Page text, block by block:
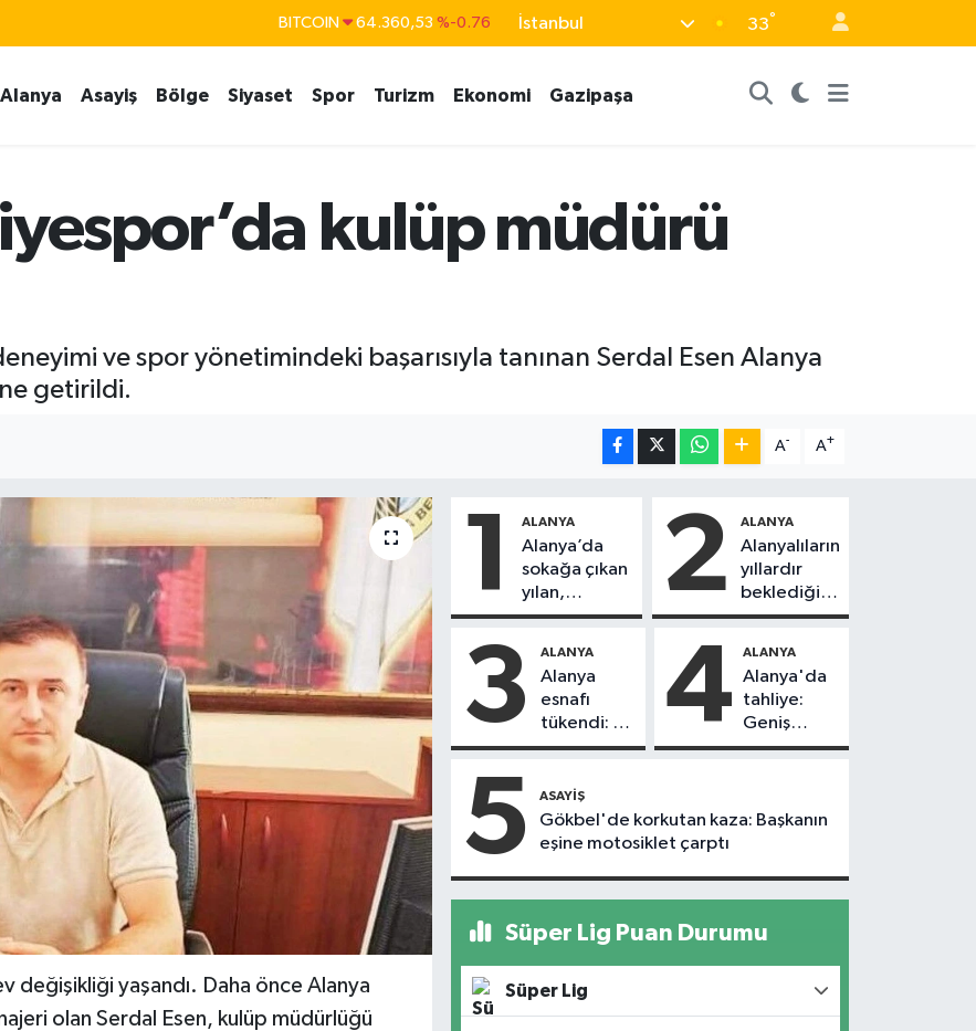
47,7069
İstanbul 33°
Alanya Asayiş Bölge Siyaset Spor Turizm Ekonomi Gazipaşa
kulüp müdürü
ve spor yönetimindeki başarısıyla tanınan Serdal Esen Alanya
getirildi.
A- A+
değişikliği yaşandı. Daha önce Alanya
olan Serdal Esen, kulüp müdürlüğü
1 ALANYA
Alanya’da
sokağa çıkan
yılan,
vatandaşı
2 ALANYA
Alanyalıların
yıllardır
beklediği
yol askıdan
3 ALANYA
Alanya
esnafı
tükendi: 1
ayda 150
kapandı
4 ALANYA
Alanya'da
tahliye:
Geniş
güvenlik
5 ASAYIŞ
Gökbel'de korkutan kaza: Başkanın
eşine motosiklet çarptı
Süper Lig Puan Durumu
Süper Lig